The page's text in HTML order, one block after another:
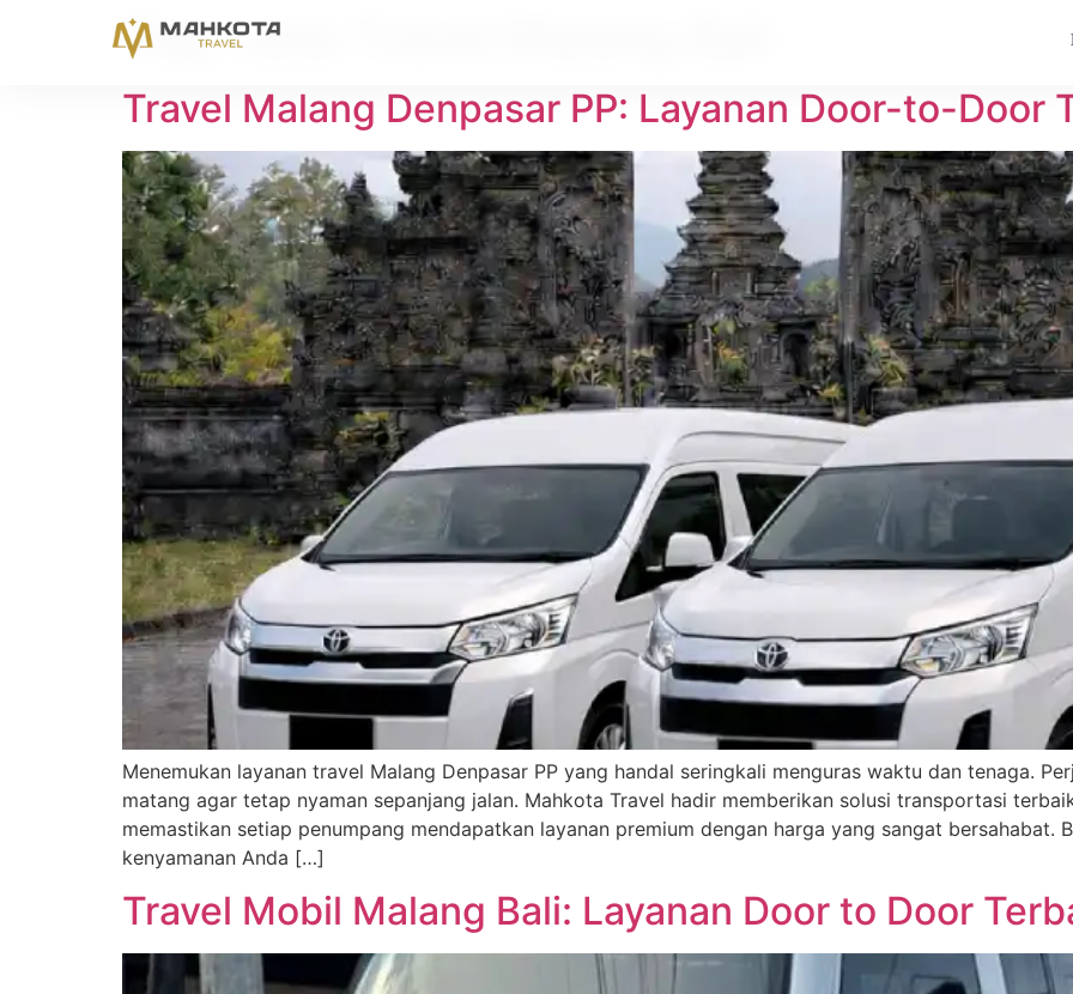
Tag:Jasa Travel Malang Bali
Travel Malang Denpasar PP: Layanan Door-to-Door
Menemukan layanan travel Malang Denpasar PP yang handal seringkali menguras waktu dan tenaga.
matang agar tetap nyaman sepanjang jalan. Mahkota Travel hadir memberikan solusi transportasi
memastikan setiap penumpang mendapatkan layanan premium dengan harga yang sangat bersahabat.
kenyamanan Anda […]
Travel Mobil Malang Bali: Layanan Door to Door